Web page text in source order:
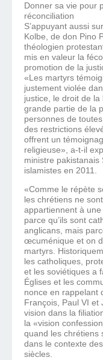
Donner sa vie pour
réconciliation
S’appuyant aussi
Kolbe, de don Pino
théologien
mis en valeur la
promotion de la
«Les martyrs
justement violée
justice, le droit de la
grande partie de la
personnes de
des restrictions
offrent un
religieuse», a-t-il
ministre pakistanais
islamistes en 2011.
«Comme le répète
les chrétiens ne
appartiennent à
parce qu’ils sont
anglicans, mais
œcuménique et on
martyrs.
les catholiques,
et les soviétiques a
Églises et les
nonce en rappelant
François, Paul VI et
vision dans la
la «vision
quand les chrétiens
dans le contexte
siècles.